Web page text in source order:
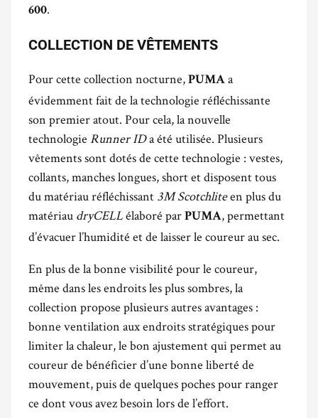
600.
COLLECTION DE VÊTEMENTS
Pour cette collection nocturne, PUMA a
évidemment fait de la technologie réfléchissante
son premier atout. Pour cela, la nouvelle
technologie Runner IDa été utilisée. Plusieurs
vêtements sont dotés de cette technologie : vestes,
collants, manches longues, short et disposent tous
du matériau réfléchissant 3M Scotchliteen plus du
matériau dryCELLélaboré par PUMA, permettant
d’évacuer l’humidité et de laisser le coureur au sec.
En plus de la bonne visibilité pour le coureur,
même dans les endroits les plus sombres, la
collection propose plusieurs autres avantages :
bonne ventilation aux endroits stratégiques pour
limiter la chaleur, le bon ajustement qui permet au
coureur de bénéficier d’une bonne liberté de
mouvement, puis de quelques poches pour ranger
ce dont vous avez besoin lors de l’effort.